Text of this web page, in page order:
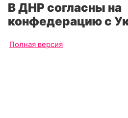
В ДНР согласны на
конфедерацию с
Полная версия